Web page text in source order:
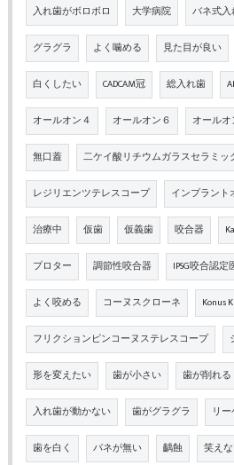
入れ歯がボロボロ 大学病院 バネ式
グラグラ よく噛める 見た目が良い
白くしたい CADCAM冠 総入れ歯
オールオン４ オールオン６ オールオ
無口蓋 二ケイ酸リチウムガラスセラミッ
レジリエンツテレスコープ インプラント
治療中 仮歯 仮義歯 咬合器
プロター 調節性咬合器 IPSG咬合認定
よく咬める コーヌスクローネ Konus
フリクションピンコーヌステレスコープ
形を変えたい 歯が小さい 歯が削れる
入れ歯が動かない 歯がグラグラ リ
歯を白く バネが無い 齲蝕 笑え